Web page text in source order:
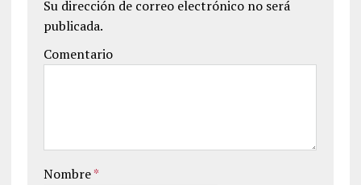
Su dirección de correo electrónico no será
publicada.
Comentario
Nombre*